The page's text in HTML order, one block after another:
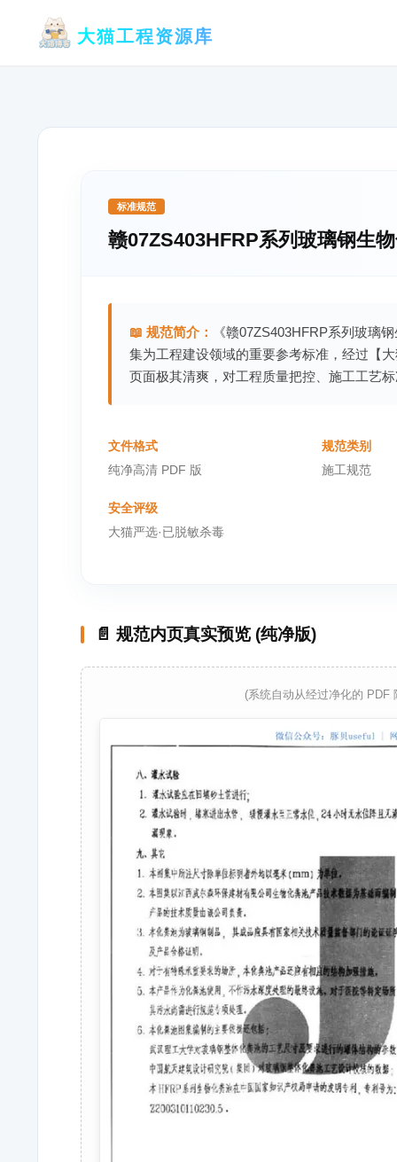
大猫工程资源库
标准规范
赣07ZS403HFRP系列玻璃钢生
📖 规范简介：
《赣07ZS403HFRP系列玻璃
集为工程建设领域的重要参考标准，经过【
页面极其清爽，对工程质量把控、施工工艺
文件格式
纯净高清 PDF 版
规范类别
施工规范
安全评级
大猫严选·已脱敏杀毒
📄 规范内页真实预览 (纯净版)
(系统自动从经过净化的 PDF